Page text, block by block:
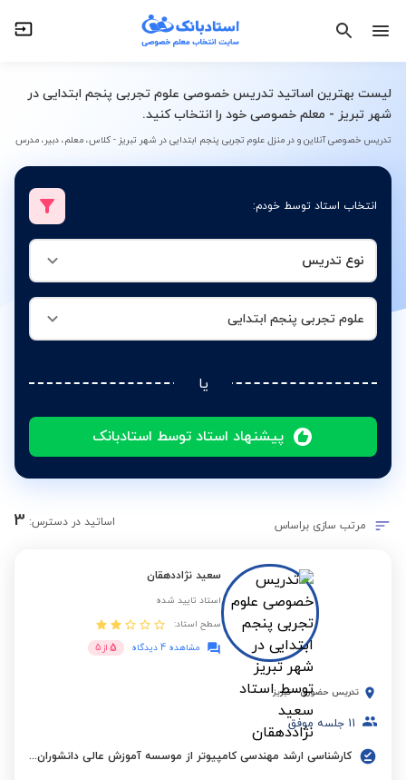
لیست بهترین اساتید تدریس خصوصی علوم تجربی پنجم ابتدایی در
شهر تبریز - معلم خصوصی خود را انتخاب کنید.
تدریس خصوصی آنلاین و در منزل علوم تجربی پنجم ابتدایی در شهر تبریز - کلاس، معلم، دبیر، مدرس
انتخاب استاد توسط خودم:
نوع تدریس
علوم تجربی پنجم ابتدایی
یا
پیشنهاد استاد توسط استادبانک
مرتب سازی براساس اساتید در دسترس: 3
سعید نژاددهقان
استاد تایید شده
سطح استاد:
مشاهده 4 دیدگاه
5 از 5
تدریس حضوری - تبریز
11 جلسه موفق
کارشناسی ارشد مهندسی کامپیوتر از موسسه آموزش عالی دانشوران تبریز